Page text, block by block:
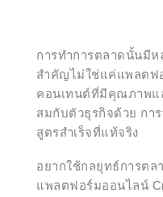
การทำการตลาดนั้นมี
สำคัญไม่ใช่แค่แพลตฟ
คอนเทนต์ที่มีคุณภาพแ
สมกับตัวธุรกิจด้วย กา
สูตรสำเร็จที่แท้จริง
อยากใช้กลยุทธ์การตล
แพลตฟอร์มออนไลน์